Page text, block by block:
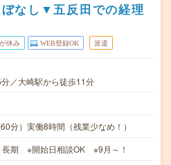
なし▼五反田での経理
休み WEB登録OK 派遣
／大崎駅から徒歩11分
分）実働8時間（残業少なめ！）
長期 ※開始日相談OK ※9月～！